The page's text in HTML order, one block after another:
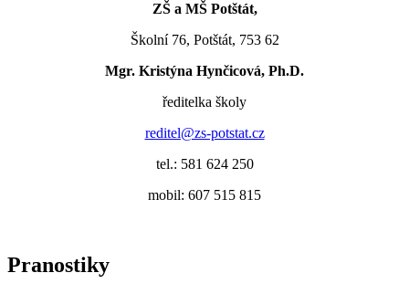
ZŠ a MŠ Potštát,
Školní 76, Potštát, 753 62
Mgr. Kristýna Hynčicová, Ph.D.
ředitelka školy
reditel@zs-potstat.cz
tel.: 581 624 250
mobil: 607 515 815
Pranostiky